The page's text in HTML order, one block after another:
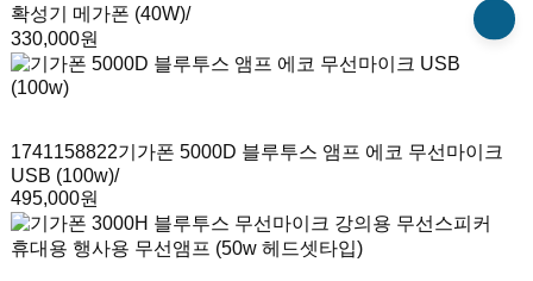
확성기 메가폰 (40W)/
330,000원
1741158822기가폰 5000D 블루투스 앰프 에코 무선마이크
USB (100w)/
495,000원